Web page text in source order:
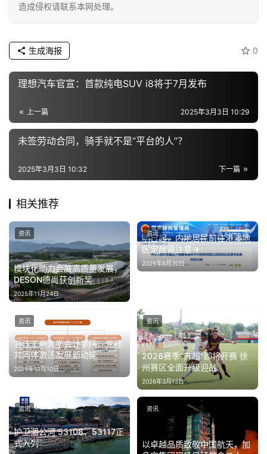
造成侵权请联系本网处理。
0
生成海报
理想汽车官宣：首款纯电SUV i8将于7月发布
上一篇 2025年3月3日 10:29
未签劳动合同，骑手就不是“平台的人”？
下一篇
2025年3月3日 10:32
相关推荐
模块化助力会展高质量发展，
DESON德尚获创新奖
2025年11月24日
资讯
明日起，内地居民前往港澳地
区定居需注意→
2026年6月30日
资讯
浙江工商大学会计学院：党建
共同体激活发展新动能
2025年12月10日
资讯
2026赛季“苏超”即将开赛 徐
州赛区全面升级迎战
2026年3月13日
资讯
护卫湄公河 53108、53117正
式入列
资讯
以卓越品质致敬中国航天，加
资讯